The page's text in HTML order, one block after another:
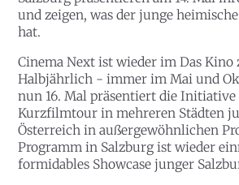
und zeigen, was der junge
hat.
Cinema Next ist wieder im Das Kino
Halbjährlich - immer im Mai und
nun 16. Mal präsentiert die
Kurzfilmtour in mehreren Städten
Österreich in außergewöhnlichen
Programm in Salzburg ist wieder
formidables Showcase junger